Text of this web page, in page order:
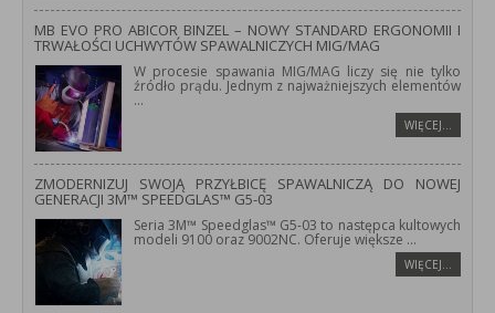
MB EVO PRO ABICOR BINZEL – NOWY STANDARD ERGONOMII I
TRWAŁOŚCI UCHWYTÓW SPAWALNICZYCH MIG/MAG
W procesie spawania MIG/MAG liczy się nie tylko
źródło prądu. Jednym z najważniejszych elementów
...
WIĘCEJ…
ZMODERNIZUJ SWOJĄ PRZYŁBICĘ SPAWALNICZĄ DO NOWEJ
GENERACJI 3M™ SPEEDGLAS™ G5-03
Seria 3M™ Speedglas™ G5-03 to następca kultowych
modeli 9100 oraz 9002NC. Oferuje większe ...
WIĘCEJ…